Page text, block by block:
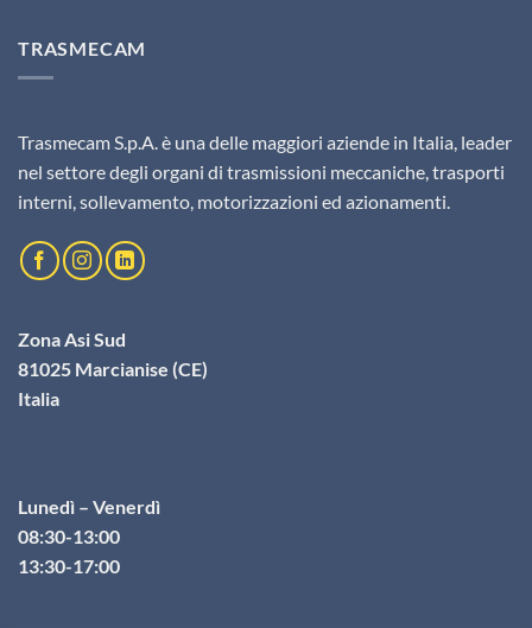
TRASMECAM
Trasmecam S.p.A. è una delle maggiori aziende in Italia, leader
nel settore degli organi di trasmissioni meccaniche, trasporti
interni, sollevamento, motorizzazioni ed azionamenti.
Zona Asi Sud
81025 Marcianise (CE)
Italia
Lunedì – Venerdì
08:30-13:00
13:30-17:00